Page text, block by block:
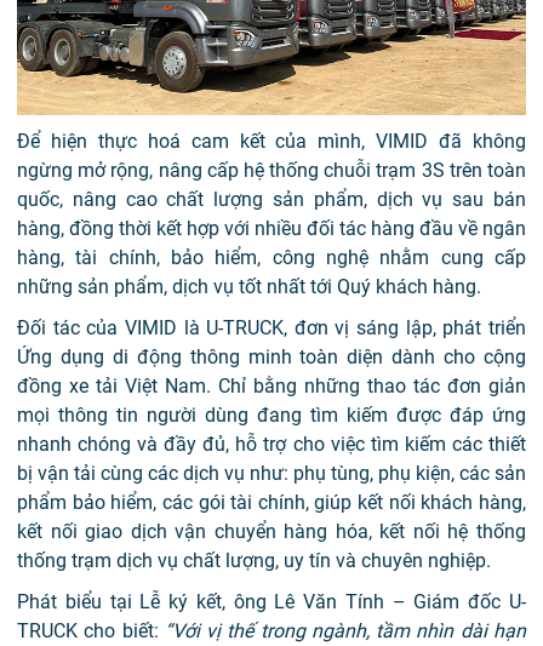
Để hiện thực hoá cam kết của mình, VIMID đã không
ngừng mở rộng, nâng cấp hệ thống chuỗi trạm 3S trên toàn
quốc, nâng cao chất lượng sản phẩm, dịch vụ sau bán
hàng, đồng thời kết hợp với nhiều đối tác hàng đầu về ngân
hàng, tài chính, bảo hiểm, công nghệ nhằm cung cấp
những sản phẩm, dịch vụ tốt nhất tới Quý khách hàng.
Đối tác của VIMID là U-TRUCK, đơn vị sáng lập, phát triển
Ứng dụng di động thông minh toàn diện dành cho cộng
đồng xe tải Việt Nam. Chỉ bằng những thao tác đơn giản
mọi thông tin người dùng đang tìm kiếm được đáp ứng
nhanh chóng và đầy đủ, hỗ trợ cho việc tìm kiếm các thiết
bị vận tải cùng các dịch vụ như: phụ tùng, phụ kiện, các sản
phẩm bảo hiểm, các gói tài chính, giúp kết nối khách hàng,
kết nối giao dịch vận chuyển hàng hóa, kết nối hệ thống
thống trạm dịch vụ chất lượng, uy tín và chuyên nghiệp.
Phát biểu tại Lễ ký kết, ông Lê Văn Tính – Giám đốc U-
TRUCK cho biết: “Với vị thế trong ngành, tầm nhìn dài hạn